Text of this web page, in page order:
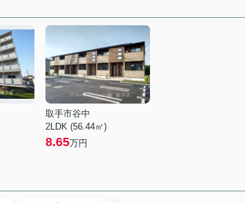
取手市谷中
2LDK (56.44㎡)
8.65万円